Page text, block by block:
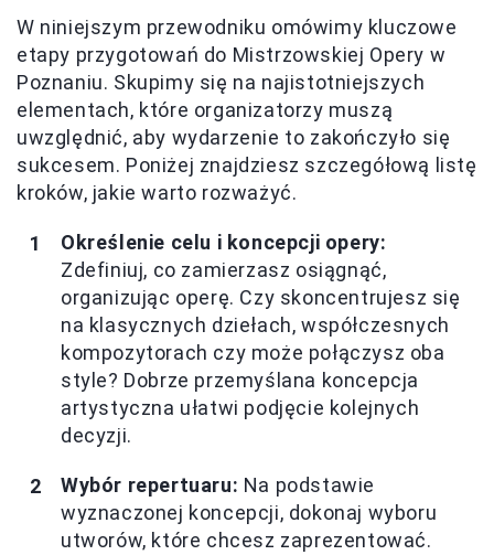
W niniejszym przewodniku omówimy kluczowe
etapy przygotowań do Mistrzowskiej Opery w
Poznaniu. Skupimy się na najistotniejszych
elementach, które organizatorzy muszą
uwzględnić, aby wydarzenie to zakończyło się
sukcesem. Poniżej znajdziesz szczegółową listę
kroków, jakie warto rozważyć.
Określenie celu i koncepcji opery:
Zdefiniuj, co zamierzasz osiągnąć,
organizując operę. Czy skoncentrujesz się
na klasycznych dziełach, współczesnych
kompozytorach czy może połączysz oba
style? Dobrze przemyślana koncepcja
artystyczna ułatwi podjęcie kolejnych
decyzji.
Wybór repertuaru: Na podstawie
wyznaczonej koncepcji, dokonaj wyboru
utworów, które chcesz zaprezentować.